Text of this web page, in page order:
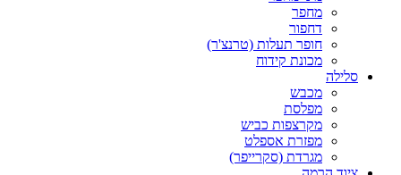
מחפר
דחפור
חופר תעלות (טרנצ'ר)
מכונת קידוח
סלילה
מכבש
מפלסת
מקרצפות כביש
מפזרת אספלט
מגרדת (סקרייפר)